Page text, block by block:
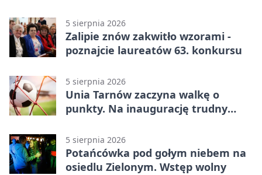
5 sierpnia 2026
Zalipie znów zakwitło wzorami -
poznajcie laureatów 63. konkursu
5 sierpnia 2026
Unia Tarnów zaczyna walkę o
punkty. Na inaugurację trudny
5 sierpnia 2026
Potańcówka pod gołym niebem na
osiedlu Zielonym. Wstęp wolny